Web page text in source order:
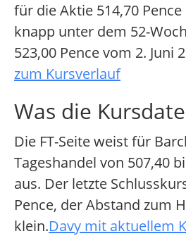
für die Aktie 514,70
knapp unter dem 52-
523,00 Pence vom 2. Juni
zum Kursverlauf
Was die
Die FT-Seite weist für
Tageshandel von 507,40
aus. Der letzte
Pence, der Abstand zum
klein.Davy mit aktuellem